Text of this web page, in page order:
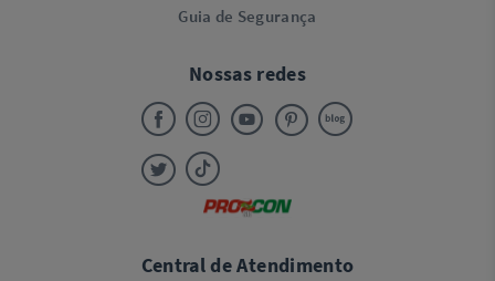
Guia de Segurança
Nossas redes
Central de Atendimento